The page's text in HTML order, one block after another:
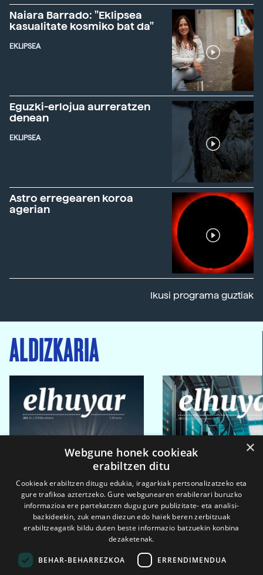
Naiara Barrado: "Eklipsea
kasualitate kosmiko bat da"
EKLIPSEA
Eguzki-erlojua aurreratzen
denean
EKLIPSEA
Astro erregearen koroa
agerian
Ikusi programa guztiak
ALDIZKARIA
×
Webgune honek cookieak
erabiltzen ditu
Cookieak erabiltzen ditugu edukia, iragarkiak pertsonalizatzeko eta
gure trafikoa aztertzeko. Gure webgunearen erabilerari buruzko
informazioa ere partekatzen dugu gure publizitate- eta analisi-
bazkideekin, zuk eman diezun edo haiek beren zerbitzuak
erabiltzeagatik bildu duten beste informazio batzuekin konbina
dezaketenak.
BEHAR-BEHARREZKOA ERRENDIMENDUA